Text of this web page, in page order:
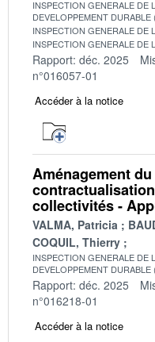
INSPECTION GENERALE DE
DEVELOPPEMENT DURABLE
INSPECTION GENERALE DE
INSPECTION GENERALE DE
Rapport: déc. 2025
n°016057-01
Accéder à la notice
Aménagement
collectivités -
VALMA, Patricia
COQUIL, Thierry
INSPECTION GENERALE DE
DEVELOPPEMENT DURABLE
Rapport: déc. 2025
n°016218-01
Accéder à la notice